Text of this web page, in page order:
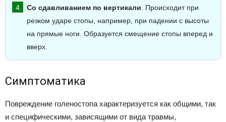
Со сдавливанием по вертикали. Происходит при
резком ударе стопы, например, при падении с высоты
на прямые ноги. Образуется смещение стопы вперед и
вверх.
Симптоматика
Повреждение голеностопа характеризуется как общими, так
и специфическими, зависящими от вида травмы,